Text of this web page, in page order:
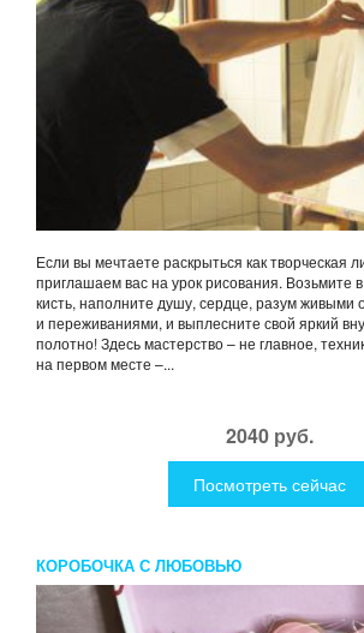
Если вы мечтаете раскрыться как творческая
приглашаем вас на урок рисования. Возьмите
кисть, наполните душу, сердце, разум живыми
и переживаниями, и выплесните свой яркий
полотно! Здесь мастерство – не главное,
на первом месте –...
2040 руб.
Посмотреть сейчас
КОРОБОЧКА С ЛЮБОВЬЮ